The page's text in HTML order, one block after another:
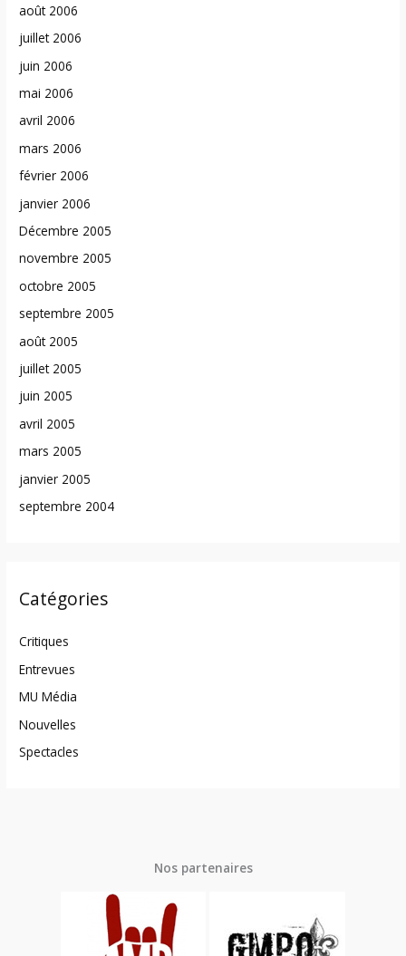
août 2006
juillet 2006
juin 2006
mai 2006
avril 2006
mars 2006
février 2006
janvier 2006
Décembre 2005
novembre 2005
octobre 2005
septembre 2005
août 2005
juillet 2005
juin 2005
avril 2005
mars 2005
janvier 2005
septembre 2004
Catégories
Critiques
Entrevues
MU Média
Nouvelles
Spectacles
Nos partenaires